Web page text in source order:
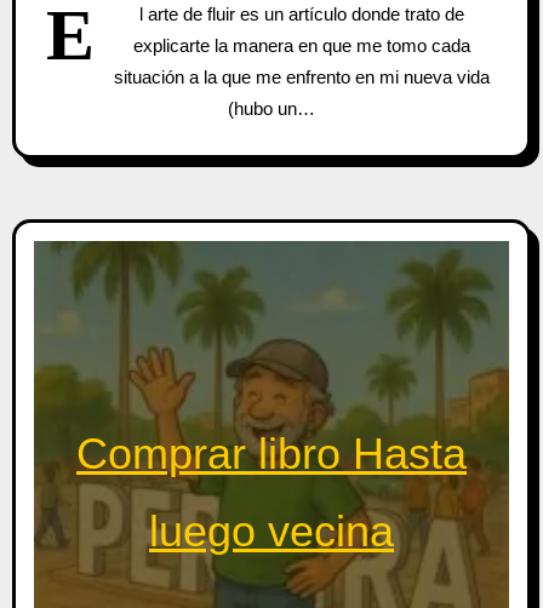
E
l arte de fluir es un artículo donde trato de
explicarte la manera en que me tomo cada
situación a la que me enfrento en mi nueva vida
(hubo un…
Comprar libro Hasta
luego vecina